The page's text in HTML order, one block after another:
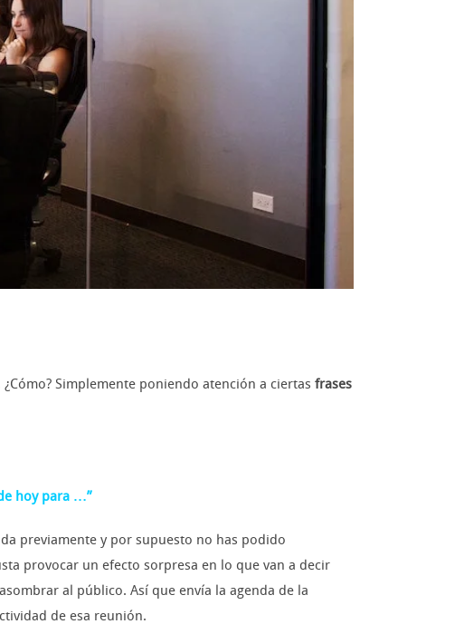
Simplemente poniendo atención a ciertas frases
hoy para …”
previamente y por supuesto no has podido
provocar un efecto sorpresa en lo que van a decir
al público. Así que envía la agenda de la
de esa reunión.